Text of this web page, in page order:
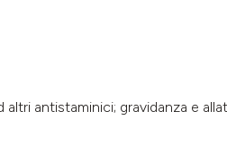
antistaminici; gravidanza e